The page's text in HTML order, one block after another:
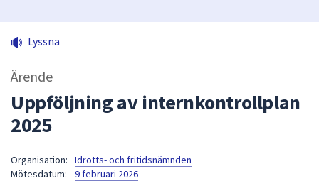
sökfältet
kommer
Lyssna
Ärende
Uppföljning av internkontrollplan
2025
Organisation:
Idrotts- och fritidsnämnden
Mötesdatum:
9 februari 2026